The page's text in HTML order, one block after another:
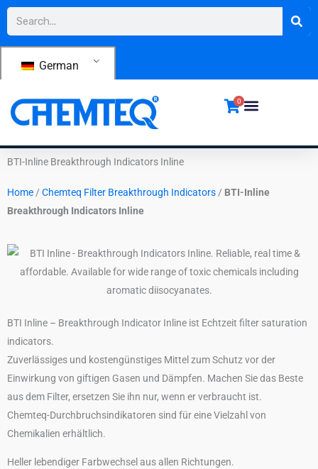
Zum
Inhalt
springen
Suche
German
0
BTI-Inline Breakthrough Indicators Inline
Home / Chemteq Filter Breakthrough Indicators / BTI-Inline
Breakthrough Indicators Inline
BTI Inline – Breakthrough Indicator Inline ist Echtzeit filter saturation
indicators.
Zuverlässiges und kostengünstiges Mittel zum Schutz vor der
Einwirkung von giftigen Gasen und Dämpfen. Machen Sie das Beste
aus dem Filter, ersetzen Sie ihn nur, wenn er verbraucht ist.
Chemteq-Durchbruchsindikatoren sind für eine Vielzahl von
Chemikalien erhältlich.
Heller lebendiger Farbwechsel aus allen Richtungen.